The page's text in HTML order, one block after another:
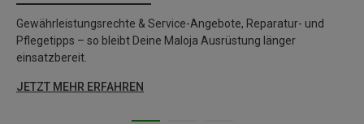
Gewährleistungsrechte & Service-Angebote, Reparatur- und
Pflegetipps – so bleibt Deine Maloja Ausrüstung länger
einsatzbereit.
JETZT MEHR ERFAHREN